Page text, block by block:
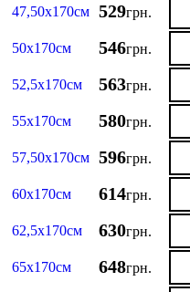
47,50х170см 529грн.
50х170см 546грн.
52,5х170см 563грн.
55х170см 580грн.
57,50х170см 596грн.
60х170см 614грн.
62,5х170см 630грн.
65х170см 648грн.